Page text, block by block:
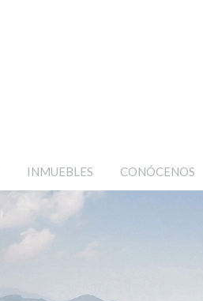
INMUEBLES CONÓCENOS